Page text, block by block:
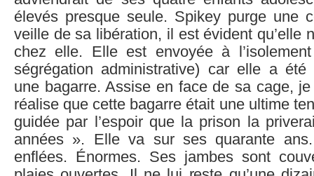
élevés presque seule. Spikey purge une
veille de sa libération, il est évident qu’elle
chez elle. Elle est envoyée à
ségrégation administrative) car elle a été
une bagarre. Assise en face de sa cage,
réalise que cette bagarre était une ultime
guidée par l’espoir que la prison la
années ». Elle va sur ses quarante
enflées. Énormes. Ses jambes sont